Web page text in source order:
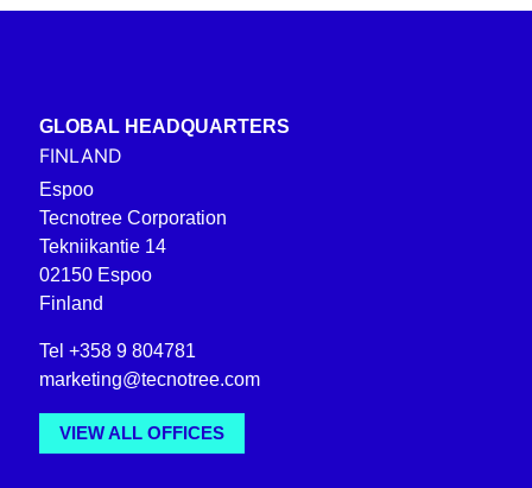
GLOBAL HEADQUARTERS
FINLAND
Espoo
Tecnotree Corporation
Tekniikantie 14
02150 Espoo
Finland
Tel +358 9 804781
marketing@tecnotree.com
VIEW ALL OFFICES